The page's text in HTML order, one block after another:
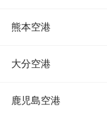
熊本空港
大分空港
鹿児島空港